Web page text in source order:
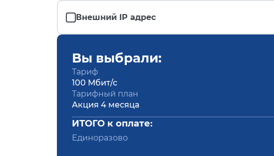
Внешний IP адрес
Вы выбрали:
Тариф
100 Мбит/с
Тарифный план
Акция 4 месяца
ИТОГО к оплате:
Единоразово